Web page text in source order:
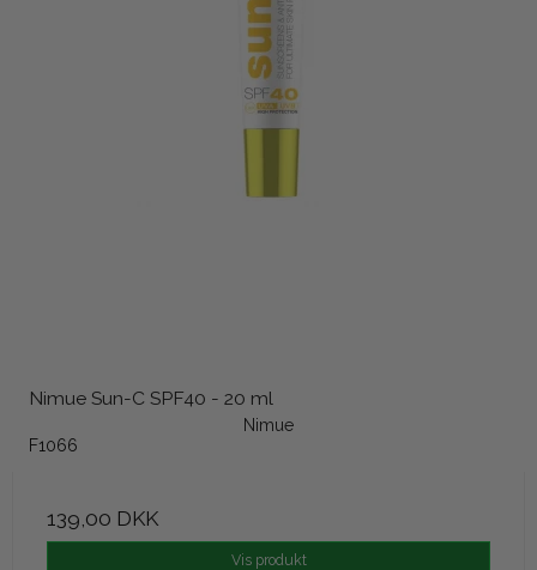
Nimue Sun-C SPF40 - 20 ml
Nimue
F1066
139,00 DKK
Vis produkt